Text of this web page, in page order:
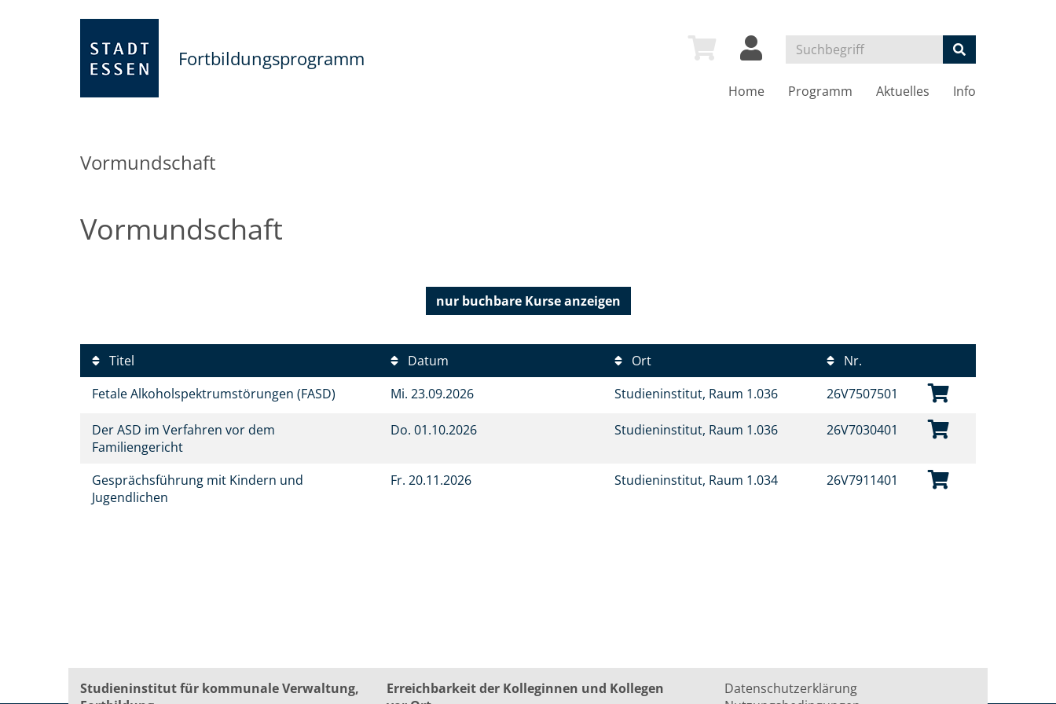
Fortbildungsprogramm
Home Programm Aktuelles Info
Vormundschaft
Vormundschaft
nur buchbareKurse anzeigen
Titel Datum Ort
Nr.
Fetale Alkoholspektrumstörungen (FASD)
Mi. 23.09.2026 Studieninstitut, Raum 1.036 26V7507501
Der ASD im Verfahren vor dem
Familiengericht
Do. 01.10.2026 Studieninstitut, Raum 1.036 26V7030401
Gesprächsführung mit Kindern und
Jugendlichen
Fr. 20.11.2026 Studieninstitut, Raum 1.034 26V7911401
Studieninstitut für kommunale Verwaltung,
Erreichbarkeit der Kolleginnen und Kollegen
Datenschutzerklärung